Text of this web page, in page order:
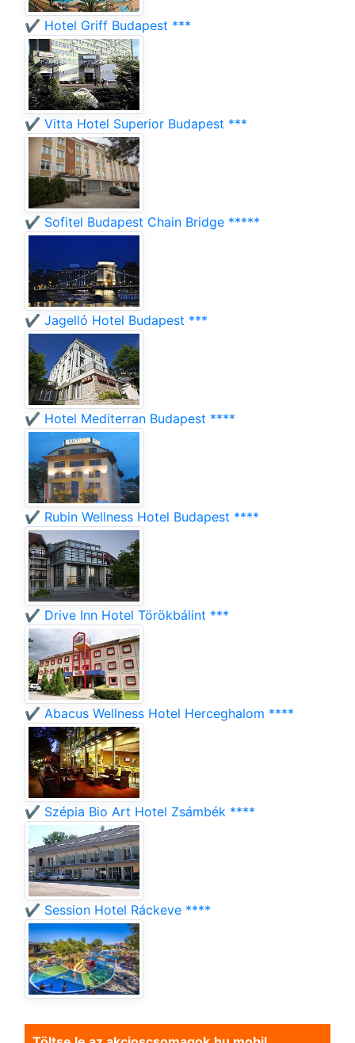
✔️ Hotel Griff Budapest ***
✔️ Vitta Hotel Superior Budapest ***
✔️ Sofitel Budapest Chain Bridge *****
✔️ Jagelló Hotel Budapest ***
✔️ Hotel Mediterran Budapest ****
✔️ Rubin Wellness Hotel Budapest ****
✔️ Drive Inn Hotel Törökbálint ***
✔️ Abacus Wellness Hotel Herceghalom ****
✔️ Szépia Bio Art Hotel Zsámbék ****
✔️ Session Hotel Ráckeve ****